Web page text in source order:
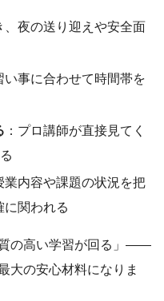
、夜の送り迎えや安全面
い事に合わせて時間帯を
：プロ講師が直接見てく
業内容や課題の状況を把
に関われる
質の高い学習が回る」——
大の安心材料になりま